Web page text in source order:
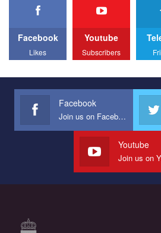
We appeal to your support and ask to
All you have to do is to press "Like"
Эмоционально сильный ролик от
представляющий программу развития
Мы просим вас поддержать нас и
наш план по борьбе с насилием и
СОГИ в Украине.
Все, что вам нужно сделать - это
Facebook
Likes
Youtube
Subscribers
Facebook
Join us on Facebook
Youtube
Join us on